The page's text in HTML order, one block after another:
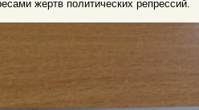
ами жертв политических репрессий.